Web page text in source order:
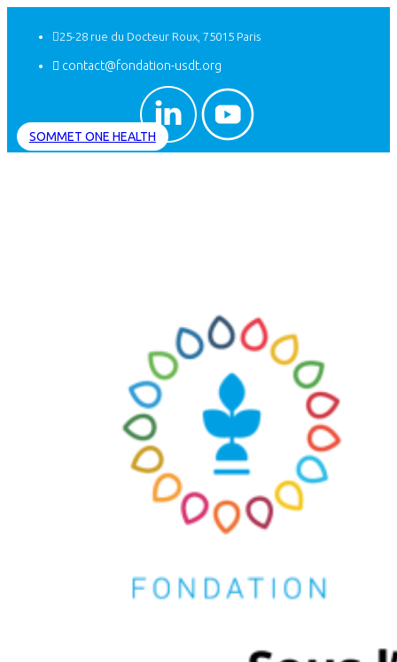
25-28 rue du Docteur Roux, 75015 Paris
 contact@fondation-usdt.org
SOMMET ONE HEALTH